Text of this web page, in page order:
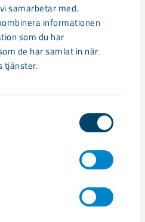
samarbetar med.
informationen
som du har
de har samlat in när
tjänster.
dieseldrivna, hur
jämfört med manuellt körda
oavsett vilket märke
fjärrstyra fordon från
Då närmar
Anita Oraha Wardi,